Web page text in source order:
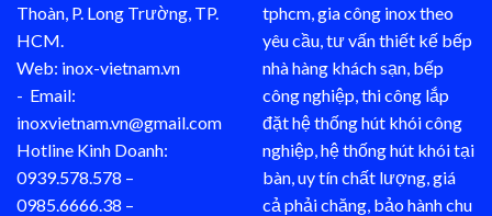
Thoàn, P. Long Trường, TP.
HCM.
Web: inox-vietnam.vn
- Email:
inoxvietnam.vn@gmail.com
Hotline Kinh Doanh:
0939.578.578 –
0985.6666.38 –
tphcm, gia công inox theo
yêu cầu, tư vấn thiết kế bếp
nhà hàng khách sạn, bếp
công nghiệp, thi công lắp
đặt hệ thống hút khói công
nghiệp, hệ thống hút khói tại
bàn, uy tín chất lượng, giá
cả phải chăng, bảo hành chu